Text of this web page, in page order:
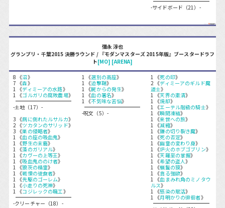
-サイドボード（21）-
彌永 淳也
グランプリ・千葉2015 決勝ラウンド / 『モダンマスターズ 2015年版』ブースタードラフ
ト[MO] [ARENA]
8 《沼》
7 《森》
1 《ディミーアの水路》
1 《ゴルガリの腐敗農場》
-土地（17）-
3 《病に倒れたルサルカ》
2 《ツカタンのサリッド》
3 《巣の侵略者》
1 《血の座の吸血鬼》
1 《野生の末裔》
1 《藻のガリアル》
1 《カヴーの上等王》
1 《吸血鬼ののけ者》
1 《狼茨の精霊》
1 《戦慄の徒食者》
1 《先駆のゴーレム》
1 《小走りの死神》
1 《コジレックの職工》
-クリーチャー（18）-
1 《選別の高座》
1 《迫撃鞘》
1 《屍からの発生》
1 《血の署名》
1 《不気味な苦悩》
-呪文（5）-
1 《死の印》
2 《ディミーアのギルド魔
道士》
1 《天界の粛清》
1 《焼却》
1 《エーテル階級の騎士》
1 《瞬間凍結》
1 《来世への旅》
1 《減縮》
1 《鎌の切り裂き魔》
1 《死の否定》
1 《幽霊の変わり身》
1 《炉火のホブゴブリン》
1 《天羅至の掌握》
1 《希望の盗人》
1 《蝋鬣の獏》
1 《貪る強欲》
1 《血まみれ角のミノタウ
ルス》
1 《感染の賦活》
1 《月明かりの徘徊者》